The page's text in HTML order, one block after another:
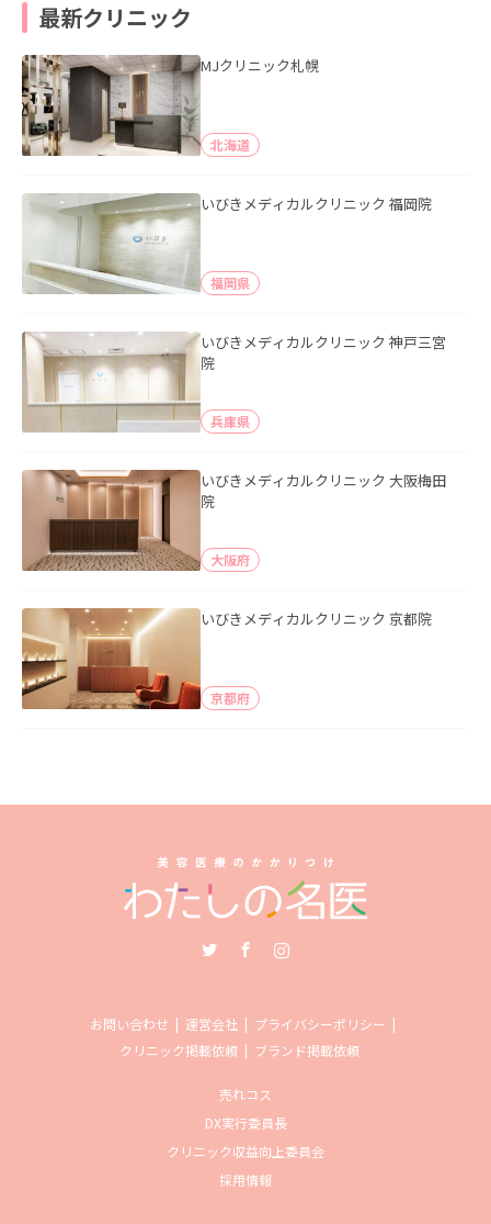
最新クリニック
MJクリニック札幌
北海道
いびきメディカルクリニック 福岡院
福岡県
いびきメディカルクリニック 神戸三宮
院
兵庫県
いびきメディカルクリニック 大阪梅田
院
大阪府
いびきメディカルクリニック 京都院
京都府
お問い合わせ 運営会社
プライバシーポリシー
クリニック掲載依頼
ブランド掲載依頼
売れコス
DX実行委員長
クリニック収益向上委員会
採用情報